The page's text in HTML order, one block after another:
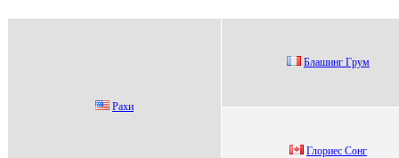
Рaхи
Блашинг Гpум
Глориес Сонг